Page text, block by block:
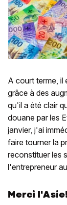
A court terme, il
grâce à des
qu'il a été clair
douane par les
janvier, j'ai
faire tourner la
reconstituer les
l'entrepreneur
Merci l'Asie!